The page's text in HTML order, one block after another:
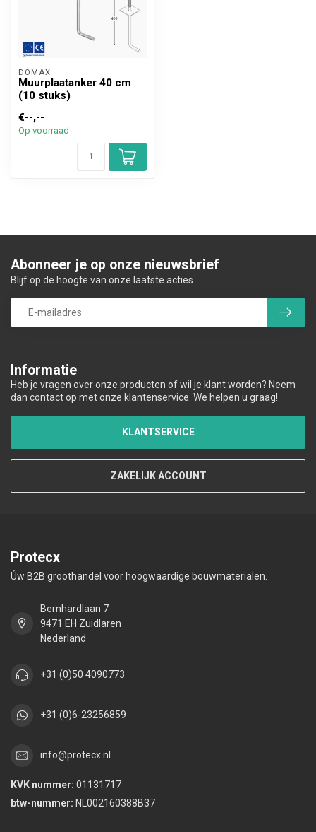
DOMAX
Muurplaatanker 40 cm
(10 stuks)
€--,--
Op voorraad
Informatie
Heb je vragen over onze producten of wil je klant worden? Neem
dan contact op met onze klantenservice. We helpen u graag!
KLANTSERVICE
ZAKELIJK ACCOUNT
Abonneer je op onze nieuwsbrief
Blijf op de hoogte van onze laatste acties
Protecx
Úw B2B groothandel voor hoogwaardige bouwmaterialen.
Bernhardlaan 7
9471 EH Zuidlaren
Nederland
+31 (0)50 4090773
+31 (0)6-23256859
info@protecx.nl
KVK nummer: 01131717
btw-nummer: NL002160388B37